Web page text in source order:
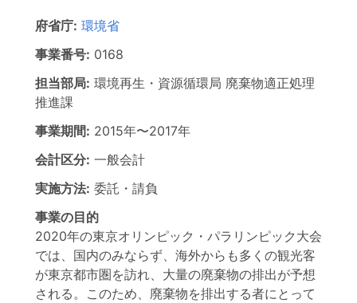
府省庁: 環境省
事業番号: 0168
担当部局: 環境再生・資源循環局 廃棄物適正処理
推進課
事業期間: 2015年〜2017年
会計区分: 一般会計
実施方法: 委託・請負
事業の目的
2020年の東京オリンピック・パラリンピック大会
では、国内のみならず、海外からも多くの観光客
が東京都市圏を訪れ、大量の廃棄物の排出が予想
される。このため、廃棄物を排出する者にとって